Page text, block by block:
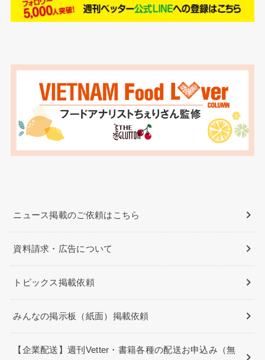
ニュース掲載のご依頼はこちら
資料請求・広告について
トピックス掲載依頼
みんなの掲示板（紙面）掲載依頼
【企業配送】週刊Vetter・書籍各種の配送お申込み（無